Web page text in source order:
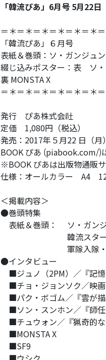
「韓流ぴあ」6月号 5月22日
＝＊＝＊＝＊＝＊＝＊＝＊
「韓流ぴあ
表紙＆巻頭：ソ・ガンジュン
綴じ込みポスター：表 ソ
裏 MONSTA X
＝＊＝＊＝＊＝＊＝＊＝＊
発行 ぴあ株式会社
定価 1,080円（税込）
発売：2017年５月22 日（月
BOOK ぴあ (piabook.com/)
※BOOK ぴあは出版物通販サ
仕様：オールカラー A4
＜掲載内容＞
●巻頭特集
表紙＆巻頭： ソ・ガン
韓流スターの結
軍隊入隊・除隊
●インタビュー
■ジュノ（2PM）／『記
■チョ・ジョンソク／映画
■パク・ボゴム／『雲が描
■ソン・スンホン／『師任
■チュウォン／『猟奇的
■MONSTA X
■SF9